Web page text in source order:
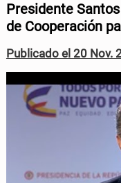
i
t
Presidente
de Cooperación
Publicado el 20 Nov.